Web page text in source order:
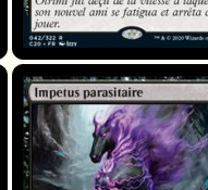
Impetus parasitaire